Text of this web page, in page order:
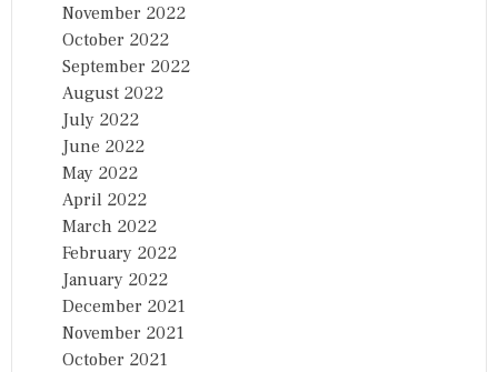
November 2022
October 2022
September 2022
August 2022
July 2022
June 2022
May 2022
April 2022
March 2022
February 2022
January 2022
December 2021
November 2021
October 2021